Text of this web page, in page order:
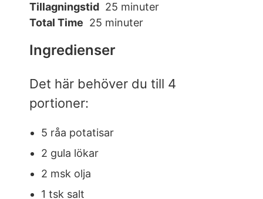
Tillagningstid 25 minuter
Total Time 25 minuter
Ingredienser
Det här behöver du till 4
portioner:
5 råa potatisar
2 gula lökar
2 msk olja
1 tsk salt